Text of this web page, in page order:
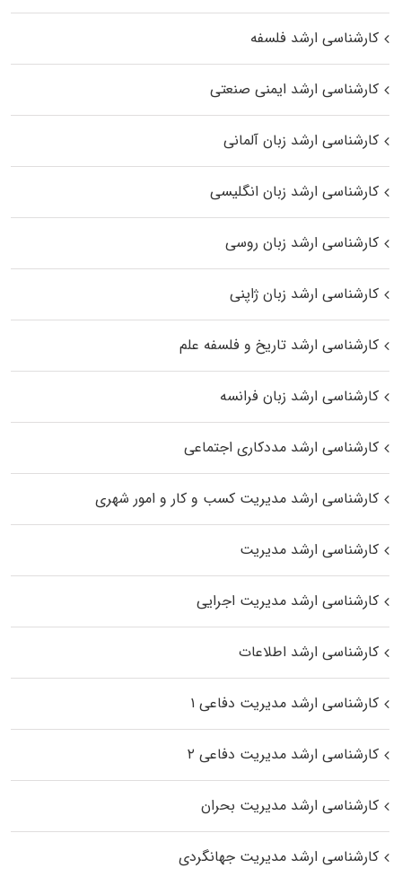
کارشناسی ارشد فلسفه
کارشناسی ارشد ایمنی صنعتی
کارشناسی ارشد زبان آلمانی
کارشناسی ارشد زبان انگلیسی
کارشناسی ارشد زبان روسی
کارشناسی ارشد زبان ژاپنی
کارشناسی ارشد تاریخ و فلسفه علم
کارشناسی ارشد زبان فرانسه
کارشناسی ارشد مددکاری اجتماعی
کارشناسی ارشد مدیریت کسب و کار و امور شهری
کارشناسی ارشد مدیریت
کارشناسی ارشد مدیریت اجرایی
کارشناسی ارشد اطلاعات
کارشناسی ارشد مدیریت دفاعی ۱
کارشناسی ارشد مدیریت دفاعی ۲
کارشناسی ارشد مدیریت بحران
کارشناسی ارشد مدیریت جهانگردی